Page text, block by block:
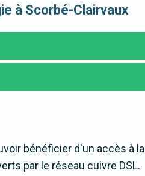
à Scorbé-Clairvaux
bénéficier d'un accès à la
par le réseau cuivre DSL.